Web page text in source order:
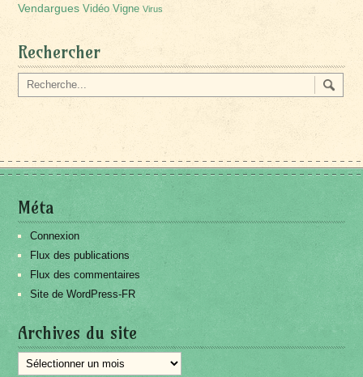
Vendargues Vidéo Vigne Virus
Rechercher
Méta
Connexion
Flux des publications
Flux des commentaires
Site de WordPress-FR
Archives du site
Archives